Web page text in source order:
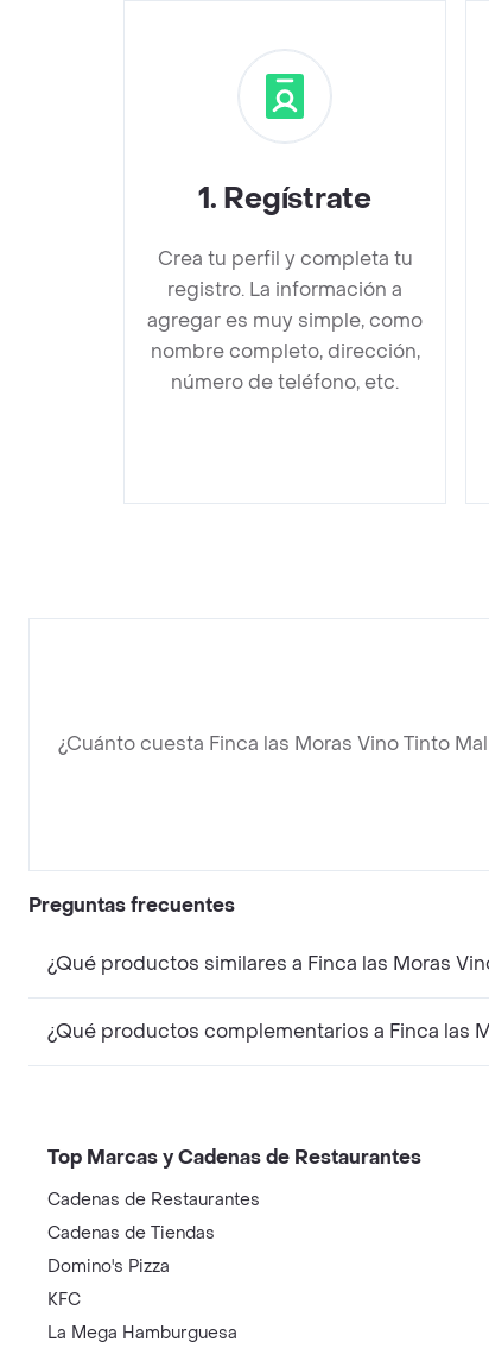
1. Regístrate
Crea tu perfil y completa tu
registro. La información a
agregar es muy simple, como
nombre completo, dirección,
número de teléfono, etc.
¿Cuánto cuesta Finca las Moras Vino Tinto
Preguntas frecuentes
Top Marcas y Cadenas de Restaurantes
Cadenas de Restaurantes
Cadenas de Tiendas
Domino's Pizza
KFC
La Mega Hamburguesa